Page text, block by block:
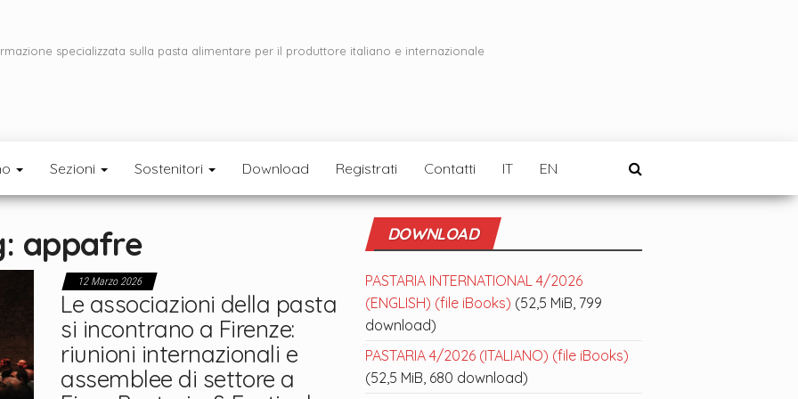
specializzata sulla pasta alimentare per il produttore italiano e internazionale
Sezioni Sostenitori Download Registrati Contatti IT EN
appafre
12 Marzo 2026
Le associazioni della pasta
si incontrano a Firenze:
riunioni internazionali e
assemblee di settore a
DOWNLOAD
PASTARIA INTERNATIONAL 4/2026
(ENGLISH) (file iBooks) (52,5 MiB, 799
download)
PASTARIA 4/2026 (ITALIANO) (file iBooks)
(52,5 MiB, 680 download)